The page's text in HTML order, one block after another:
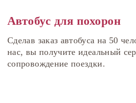
Автобус для похорон
Сделав заказ автобуса на 50
нас, вы получите идеальный
сопровождение поездки.